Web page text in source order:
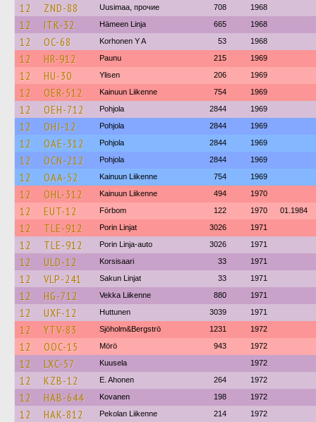
12 ZND-88 Uusimaa, прочие 708 1968
12 ITK-32 Hämeen Linja 665 1968
12 OC-68 Korhonen Y A 53 1968
12 HR-912 Paunu 215 1969
12 HU-30 Ylisen 206 1969
12 OER-512 Kainuun Liikenne 754 1969
12 OEH-712 Pohjola 2844 1969
12 OHJ-12 Pohjola 2844 1969
12 OAE-312 Pohjola 2844 1969
12 OCN-212 Pohjola 2844 1969
12 OAA-52 Kainuun Liikenne 754 1969
12 OHL-312 Kainuun Liikenne 494 1970
12 EUT-12 Förbom 122 1970 01.1984
12 TLE-912 Porin Linjat 3026 1971
12 TLE-912 Porin Linja-auto 3026 1971
12 ULD-12 Korsisaari 33 1971
12 VLP-241 Sakun Linjat 33 1971
12 HG-712 Vekka Liikenne 880 1971
12 UXF-12 Huttunen 3039 1971
12 YTV-83 Sjöholm&Bergströ 1231 1972
12 OOC-15 Mörö 943 1972
12 LXC-57 Kuusela 1972
12 KZB-12 E. Ahonen 264 1972
12 HAB-644 Kovanen 198 1972
12 HAK-812 Pekolan Liikenne 214 1972